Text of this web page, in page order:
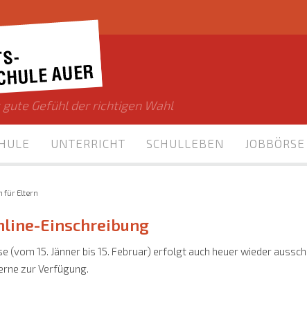
gute Gefühl der richtigen Wahl
UNTERRICHT SCHULLEBEN JOBBÖRSE
für Eltern
Einschreibung
(vom 15. Jänner bis 15. Februar) erfolgt auch heuer wieder
zur Verfügung.